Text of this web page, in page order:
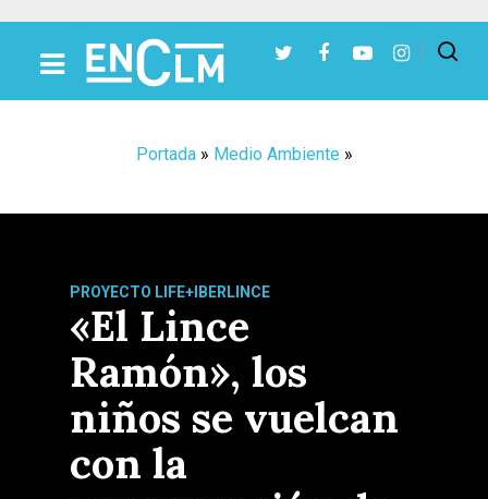
Portada» Medio Ambiente »
PROYECTO LIFE+IBERLINCE
«El Lince
Ramón», los
niños se vuelcan
con la